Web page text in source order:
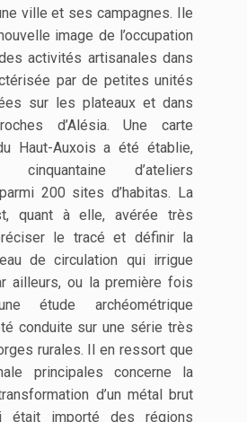
ville et ses campagnes. Ile
image de l’occupation
activités artisanales dans
par de petites unités
sur les plateaux et dans
d’Alésia. Une carte
Haut-Auxois a été établie,
d’ateliers
200 sites d’habitas. La
quant à elle, avérée très
le tracé et définir la
de circulation qui irrigue
ailleurs, ou la première fois
étude archéométrique
conduite sur une série très
rurales. Il en ressort que
principales concerne la
d’un métal brut
était importé des régions